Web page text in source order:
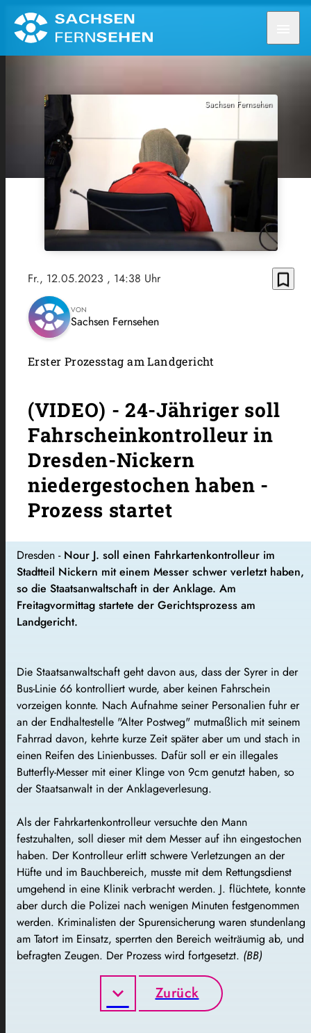
Sachsen Fernsehen
Fr., 12.05.2023 , 14:38 Uhr bookmark_border
VON
Sachsen Fernsehen
Erster Prozesstag am Landgericht
(VIDEO) - 24-Jähriger soll
Fahrscheinkontrolleur in
Dresden-Nickern
niedergestochen haben -
Prozess startet
Dresden - Nour J. soll einen Fahrkartenkontrolleur im
Stadtteil Nickern mit einem Messer schwer verletzt haben,
so die Staatsanwaltschaft in der Anklage. Am
Freitagvormittag startete der Gerichtsprozess am
Landgericht.
Die Staatsanwaltschaft geht davon aus, dass der Syrer in der
Bus-Linie 66 kontrolliert wurde, aber keinen Fahrschein
vorzeigen konnte. Nach Aufnahme seiner Personalien fuhr er
an der Endhaltestelle "Alter Postweg" mutmaßlich mit seinem
Fahrrad davon, kehrte kurze Zeit später aber um und stach in
einen Reifen des Linienbusses. Dafür soll er ein illegales
Butterfly-Messer mit einer Klinge von 9cm genutzt haben, so
der Staatsanwalt in der Anklageverlesung.
Als der Fahrkartenkontrolleur versuchte den Mann
festzuhalten, soll dieser mit dem Messer auf ihn eingestochen
haben. Der Kontrolleur erlitt schwere Verletzungen an der
Hüfte und im Bauchbereich, musste mit dem Rettungsdienst
umgehend in eine Klinik verbracht werden. J. flüchtete, konnte
aber durch die Polizei nach wenigen Minuten festgenommen
werden. Kriminalisten der Spurensicherung waren stundenlang
am Tatort im Einsatz, sperrten den Bereich weiträumig ab, und
befragten Zeugen. Der Prozess wird fortgesetzt. (BB)
Zurück